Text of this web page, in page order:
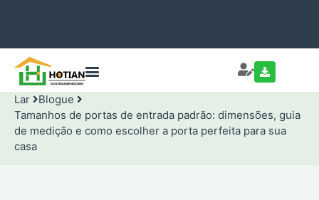
Lar
Blogue
Tamanhos de portas de entrada padrão: dimensões, guia
de medição e como escolher a porta perfeita para sua
casa